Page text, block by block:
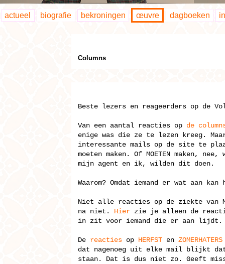
actueel biografie bekroningen œuvre dagboeken
Columns
Beste lezers en reageerders op de
Van een aantal reacties op de
enige was die ze te lezen kreeg.
interessante mails op de site te
moeten maken. Of MOETEN maken,
mijn agent en ik, wilden dit doen.
Waarom? Omdat iemand er wat aan kan
Niet alle reacties op de ziekte
na niet. Hier zie je alleen de
in zit voor iemand die er aan lijdt.
De reacties op HERFST en ZOMERHATERS
dat nagenoeg uit elke mail blijkt
staan. Dat is dus niet zo. Geeft